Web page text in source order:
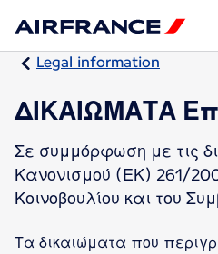
Legal information
ΔΙΚΑΙΩΜΑΤΑ
Σε συμμόρφωση με τις
Κανονισμού (ΕΚ) 261/
Κοινοβουλίου και του
Τα δικαιώματα που